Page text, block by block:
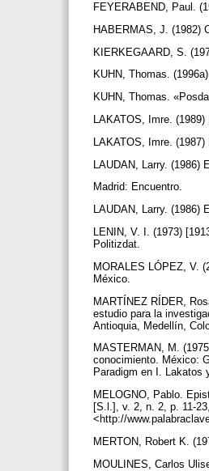
FEYERABEND, Paul.
HABERMAS, J. (1982)
KIERKEGAARD, S.
KUHN, Thomas.
KUHN, Thomas.
LAKATOS, Imre.
LAKATOS, Imre.
LAUDAN, Larry. (1986)
Madrid: Encuentro.
LAUDAN, Larry. (1986)
LENIN, V. I. (1973)
Politizdat.
MORALES LÓPEZ, V.
México.
MARTÍNEZ RÍDER,
estudio para la
Antioquia, Medellín,
MASTERMAN, M.
conocimiento. México:
Paradigm en I. Lakatos
MELOGNO, Pablo.
[S.l.], v. 2, n. 2, p. 11-
<http://
MERTON, Robert K.
MOULINES, Carlos